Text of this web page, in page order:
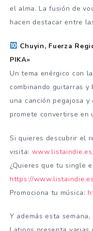
el alma. La fusión de
hacen destacar entre
Chuyin, Fuerza
PIKA»
Un tema enérgico con
combinando guitarras y
una canción pegajosa y
promete convertirse en
Si quieres descubrir el
visita:
¿Quieres que tu single
https://
Promociona tu música:
Y además esta